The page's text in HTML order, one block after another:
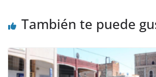
También te puede